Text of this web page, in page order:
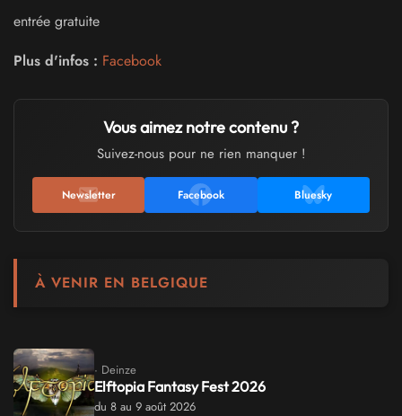
entrée gratuite
Plus d'infos : Facebook
Vous aimez notre contenu ?
Suivez-nous pour ne rien manquer !
Newsletter Facebook Bluesky
À VENIR EN BELGIQUE
· Deinze
Elftopia Fantasy Fest 2026
du 8 au 9 août 2026